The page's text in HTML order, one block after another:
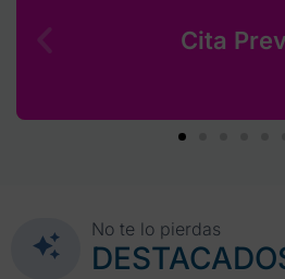
Cita
No te lo pierdas